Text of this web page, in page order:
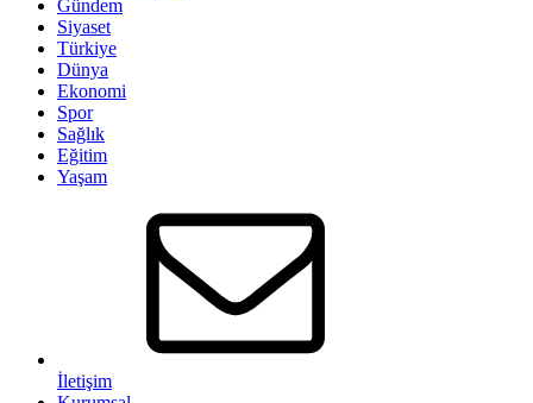
Gündem
Siyaset
Türkiye
Dünya
Ekonomi
Spor
Sağlık
Eğitim
Yaşam
İletişim